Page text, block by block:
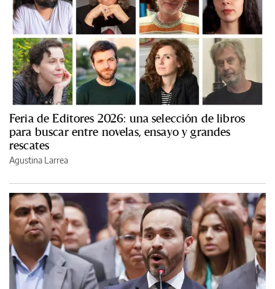
Feria de Editores 2026: una selección de libros
para buscar entre novelas, ensayo y grandes
rescates
Agustina Larrea